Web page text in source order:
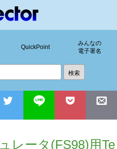
QuickPoint
みんなの
電子署名
レータ(FS98)用Te